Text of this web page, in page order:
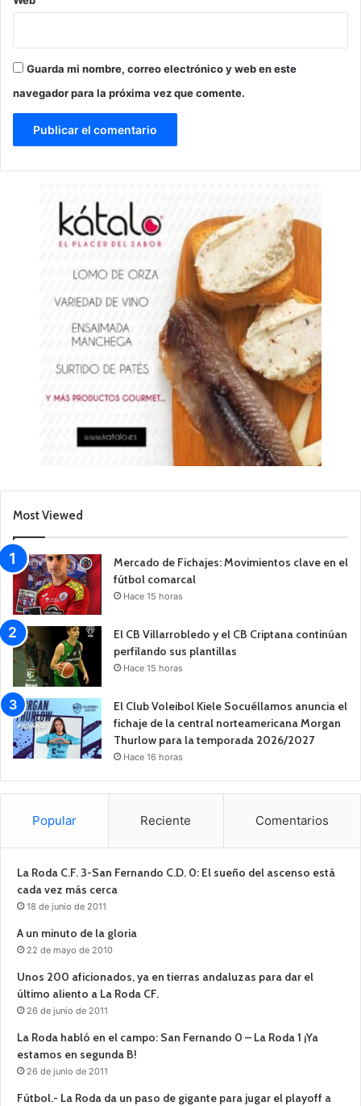
Guarda mi nombre, correo electrónico y web en este
navegador para la próxima vez que comente.
Most Viewed
Mercado de Fichajes: Movimientos clave en el
fútbol comarcal
Hace 15 horas
El CB Villarrobledo y el CB Criptana continúan
perfilando sus plantillas
Hace 15 horas
El Club Voleibol Kiele Socuéllamos anuncia el
fichaje de la central norteamericana Morgan
Thurlow para la temporada 2026/2027
Hace 16 horas
Popular Reciente Comentarios
La Roda C.F. 3-San Fernando C.D. 0: El sueño del ascenso está
cada vez más cerca
18 de junio de 2011
A un minuto de la gloria
22 de mayo de 2010
Unos 200 aficionados, ya en tierras andaluzas para dar el
último aliento a La Roda CF.
26 de junio de 2011
La Roda habló en el campo: San Fernando 0 – La Roda 1 ¡Ya
estamos en segunda B!
26 de junio de 2011
Fútbol.- La Roda da un paso de gigante para jugar el playoff a